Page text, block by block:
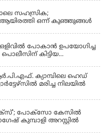
സഹസ്രിക;
ആയിരത്തി ഒന്ന് കുഞ്ഞുങ്ങള്‍
പോകാൻ ഉപയോഗിച്ച
കിട്ടിയ
ക്യാമ്പിലെ ഹെഡ്
മരിച്ച നിലയിൽ
പോക്സോ കേസിൽ
കുമ്പാളി അറസ്റ്റിൽ